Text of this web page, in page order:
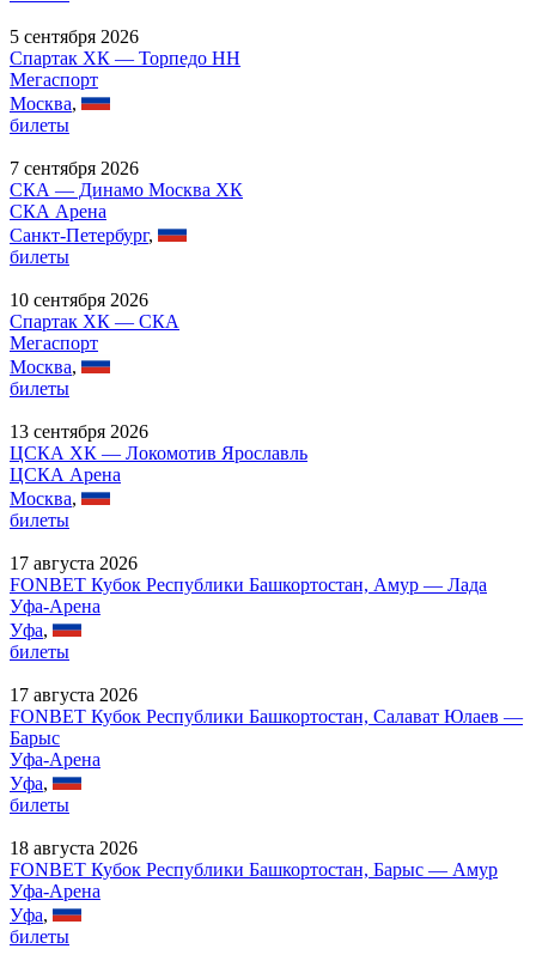
5 сентября 2026
Спартак ХК — Торпедо НН
Мегаспорт
Москва,
билеты
7 сентября 2026
СКА — Динамо Москва ХК
СКА Арена
Санкт-Петербург,
билеты
10 сентября 2026
Спартак ХК — СКА
Мегаспорт
Москва,
билеты
13 сентября 2026
ЦСКА ХК — Локомотив Ярославль
ЦСКА Арена
Москва,
билеты
17 августа 2026
FONBET Кубок Республики Башкортостан, Амур — Лада
Уфа-Арена
Уфа,
билеты
17 августа 2026
FONBET Кубок Республики Башкортостан, Салават Юлаев —
Барыс
Уфа-Арена
Уфа,
билеты
18 августа 2026
FONBET Кубок Республики Башкортостан, Барыс — Амур
Уфа-Арена
Уфа,
билеты